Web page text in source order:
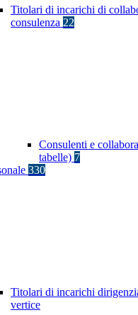
Titolari di incarichi di
consulenza 22
Consulenti e
tabelle) 7
330
Titolari di incarichi
vertice